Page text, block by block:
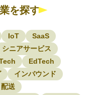
を探す
IoT
SaaS
シニアサービス
EdTech
インバウンド
送